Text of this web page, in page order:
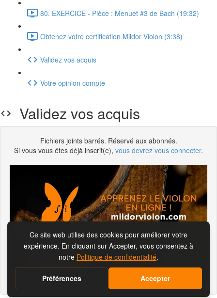
80. EXERCICE - Pièce : Menuet #3 de Bach (19:32)
Obtenez votre certification Mildor Violon (3:38)
Validez vos acquis
Votre opinion compte
Validez vos acquis
Fichiers joints barrés. Réservé aux abonnés.
Si vous vous êtes déjà inscrit(e), vous devrez vous connecter.
S'abonner pour visionner